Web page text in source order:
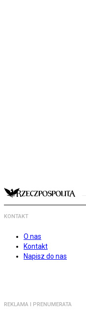
KONTAKT
O nas
Kontakt
Napisz do nas
REKLAMA I PRENUMERATA